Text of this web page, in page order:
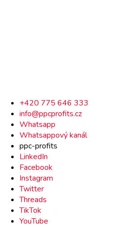
Rychlý
kontakt
+420 775 646 333
info@ppcprofits.cz
Whatsapp
Whatsappový kanál
ppc-profits
LinkedIn
Facebook
Instagram
Twitter
Threads
TikTok
YouTube